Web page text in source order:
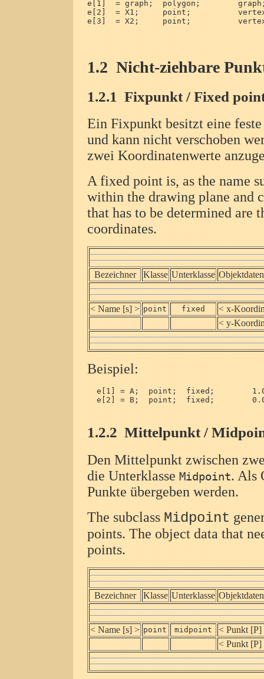
1.2Nicht-ziehbare
1.2.1Fixpunkt / Fixed
Ein Fixpunkt besitzt eine
und kann nicht verschoben
zwei Koordinatenwerte
A fixed point is, as the name
within the drawing plane and
that has to be determined are
coordinates.
Bezeichner Klasse Unterklasse Objektdaten
< Name [s] > point fixed
< x-
< y-
Beispiel:
e[1] = A;  point;  fixed;
e[2] = B;  point;  fixed;
1.2.2Mittelpunkt /
Den Mittelpunkt zwischen
die UnterklasseMidpoint. Als
Punkte übergeben werden.
The subclassMidpoint
points. The object data that
points.
Bezeichner Klasse Unterklasse Objektdaten
< Name [s] > point midpoint
< Punkt
< Punkt [P]